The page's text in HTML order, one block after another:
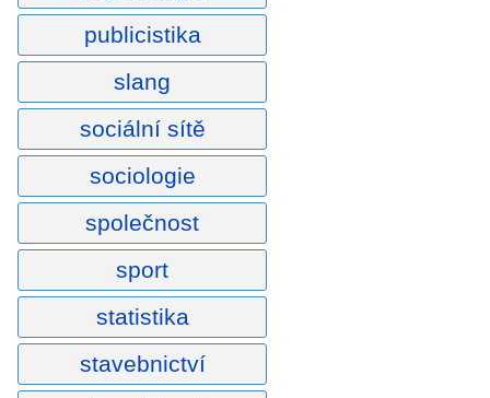
publicistika
slang
sociální sítě
sociologie
společnost
sport
statistika
stavebnictví